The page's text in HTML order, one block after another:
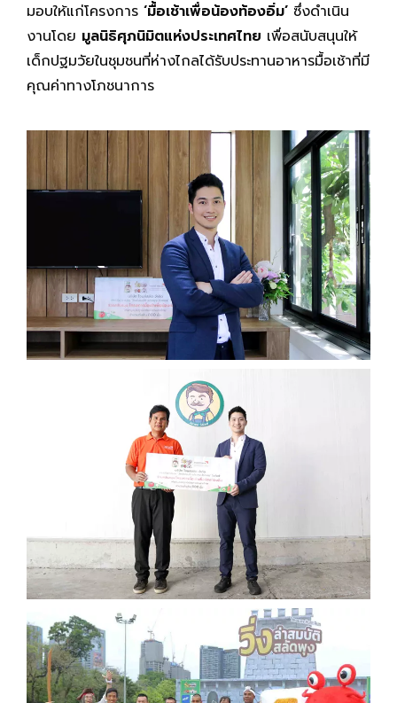
มอบให้แก่โครงการ ‘มื้อเช้าเพื่อน้องท้องอิ่ม’ ซึ่งดำเนิน
งานโดย มูลนิธิศุภนิมิตแห่งประเทศไทย เพื่อสนับสนุนให้
เด็กปฐมวัยในชุมชนที่ห่างไกลได้รับประทานอาหารมื้อเช้าที่มี
คุณค่าทางโภชนาการ